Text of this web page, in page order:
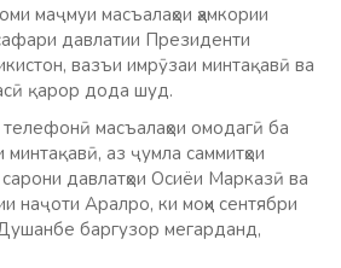
маҷмуи масъалаҳои ҳамкории
давлатии Президенти
вазъи имрӯзаи минтақавӣ ва
қарор дода шуд.
телефонӣ масъалаҳои омодагӣ ба
минтақавӣ, аз ҷумла саммитҳои
давлатҳои Осиёи Марказӣ ва
наҷоти Аралро, ки моҳи сентябри
баргузор мегарданд,